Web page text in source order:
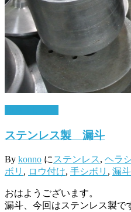
ステンレス製 漏斗
By konno に ステンレス, ヘラ
ボリ , ロウ付け, 手シボリ , 漏斗
おはようございます。
漏斗、今回はステンレス製で